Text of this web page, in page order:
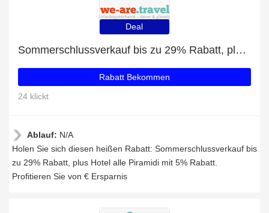
Deal
Sommerschlussverkauf bis zu 29% Rabatt, plus Hotel alle Piramidi mit 5% Rabatt
Rabatt Bekommen
24 klickt
Ablauf: N/A
Holen Sie sich diesen heißen Rabatt: Sommerschlussverkauf bis
zu 29% Rabatt, plus Hotel alle Piramidi mit 5% Rabatt.
Profitieren Sie von € Ersparnis